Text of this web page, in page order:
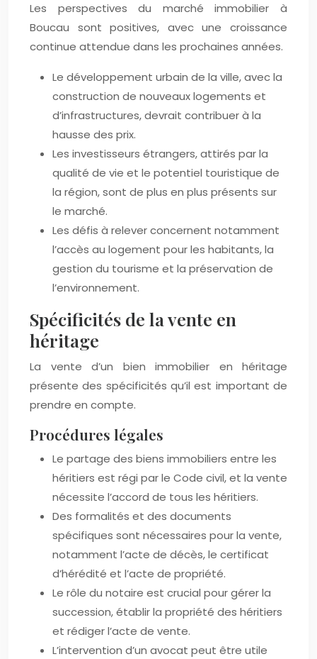
Les perspectives du marché immobilier à
Boucau sont positives, avec une croissance
continue attendue dans les prochaines années.
Le développement urbain de la ville, avec la
construction de nouveaux logements et
d’infrastructures, devrait contribuer à la
hausse des prix.
Les investisseurs étrangers, attirés par la
qualité de vie et le potentiel touristique de
la région, sont de plus en plus présents sur
le marché.
Les défis à relever concernent notamment
l’accès au logement pour les habitants, la
gestion du tourisme et la préservation de
l’environnement.
Spécificités de la vente en
héritage
La vente d’un bien immobilier en héritage
présente des spécificités qu’il est important de
prendre en compte.
Procédures légales
Le partage des biens immobiliers entre les
héritiers est régi par le Code civil, et la vente
nécessite l’accord de tous les héritiers.
Des formalités et des documents
spécifiques sont nécessaires pour la vente,
notamment l’acte de décès, le certificat
d’hérédité et l’acte de propriété.
Le rôle du notaire est crucial pour gérer la
succession, établir la propriété des héritiers
et rédiger l’acte de vente.
L’intervention d’un avocat peut être utile